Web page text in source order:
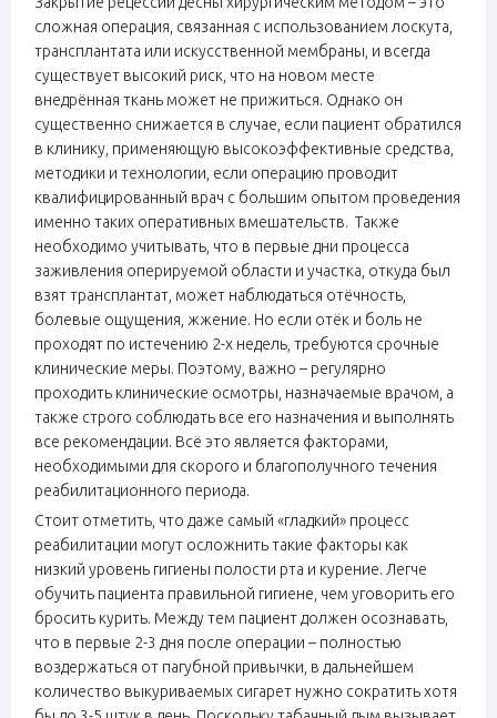
сложная операция, связанная с использованием лоскута,
трансплантата или искусственной мембраны, и всегда
существует высокий риск, что на новом месте
внедрённая ткань может не прижиться. Однако он
существенно снижается в случае, если пациент обратился
в клинику, применяющую высокоэффективные средства,
методики и технологии, если операцию проводит
квалифицированный врач с большим опытом проведения
именно таких оперативных вмешательств. Также
необходимо учитывать, что в первые дни процесса
заживления оперируемой области и участка, откуда был
взят трансплантат, может наблюдаться отёчность,
болевые ощущения, жжение. Но если отёк и боль не
проходят по истечению 2-х недель, требуются срочные
клинические меры. Поэтому, важно – регулярно
проходить клинические осмотры, назначаемые врачом, а
также строго соблюдать все его назначения и выполнять
все рекомендации. Всё это является факторами,
необходимыми для скорого и благополучного течения
реабилитационного периода.
Стоит отметить, что даже самый «гладкий» процесс
реабилитации могут осложнить такие факторы как
низкий уровень гигиены полости рта и курение. Легче
обучить пациента правильной гигиене, чем уговорить его
бросить курить. Между тем пациент должен осознавать,
что в первые 2-3 дня после операции – полностью
воздержаться от пагубной привычки, в дальнейшем
количество выкуриваемых сигарет нужно сократить хотя